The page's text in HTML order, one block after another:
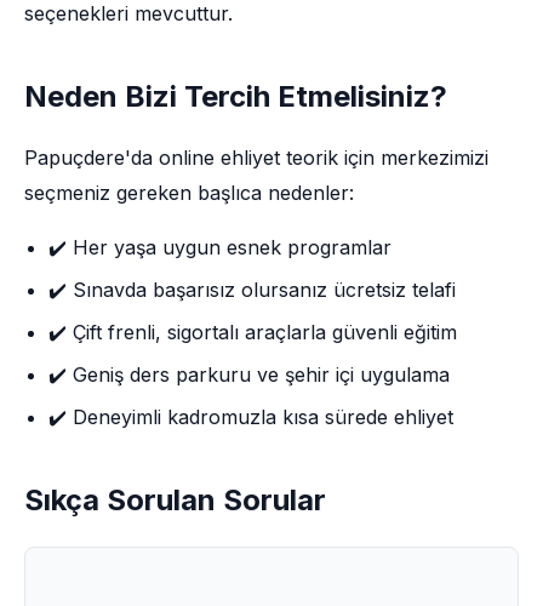
seçenekleri mevcuttur.
Neden Bizi Tercih Etmelisiniz?
Papuçdere'da online ehliyet teorik için merkezimizi
seçmeniz gereken başlıca nedenler:
✔️ Her yaşa uygun esnek programlar
✔️ Sınavda başarısız olursanız ücretsiz telafi
✔️ Çift frenli, sigortalı araçlarla güvenli eğitim
✔️ Geniş ders parkuru ve şehir içi uygulama
✔️ Deneyimli kadromuzla kısa sürede ehliyet
Sıkça Sorulan Sorular